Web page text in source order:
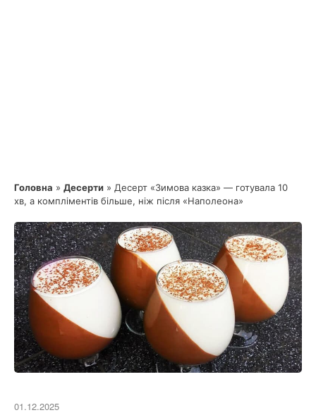
Головна » Десерти » Десерт «Зимова казка» — готувала 10
хв, а компліментів більше, ніж після «Наполеона»
01.12.2025